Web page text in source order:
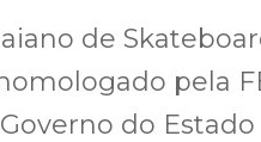
de
pela
do